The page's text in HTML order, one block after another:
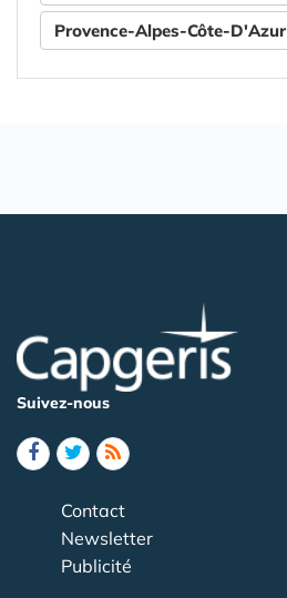
Provence-Alpes-Côte-D'Azur
Suivez-nous
Contact
Newsletter
Publicité